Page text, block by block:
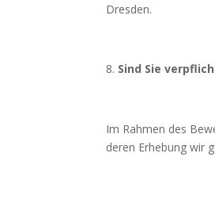
Dresden.
Sind Sie
Im Rahmen des
deren Erhebung wir